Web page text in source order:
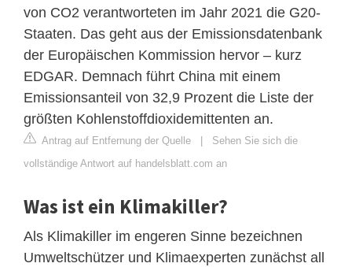
von CO2 verantworteten im Jahr 2021 die G20-
Staaten. Das geht aus der Emissionsdatenbank
der Europäischen Kommission hervor – kurz
EDGAR. Demnach führt China mit einem
Emissionsanteil von 32,9 Prozent die Liste der
größten Kohlenstoffdioxidemittenten an.
Antrag auf Entfernung der Quelle | Sehen Sie sich die
vollständige Antwort auf handelsblatt.com an
Was ist ein Klimakiller?
Als Klimakiller im engeren Sinne bezeichnen
Umweltschützer und Klimaexperten zunächst all